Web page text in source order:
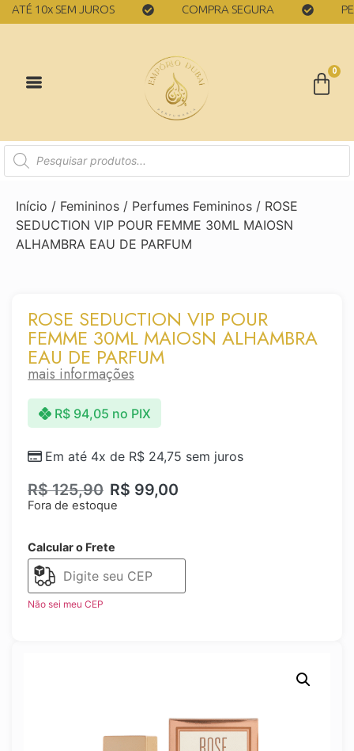
10x SEM JUROS COMPRA SEGURA
0
Início / Femininos / Perfumes Femininos / ROSE
SEDUCTION VIP POUR FEMME 30ML MAIOSN
ALHAMBRA EAU DE PARFUM
ROSE SEDUCTION VIP POUR
FEMME 30ML MAIOSN ALHAMBRA
EAU DE PARFUM
mais informações
R$125,90 R$ 99,00
Em até 4x de R$ 24,75 sem juros
R$94,05 no PIX
Fora de estoque
Calcular o Frete
Não sei meu CEP